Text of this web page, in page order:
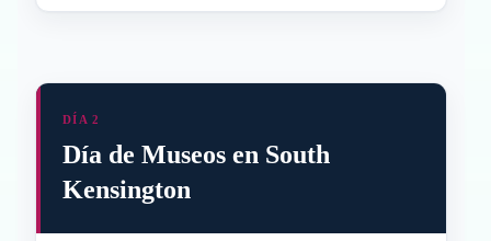
DÍA 2
Día de Museos en South
Kensington